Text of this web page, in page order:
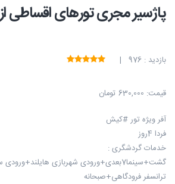
پاژسیر مجری تورهای اقساطی
بازدید : 976 |
قیمت: 630,000 تومان
آفر ویژه تور #کیش
فردا 4روز
خدمات گردشگری :
گشت+سینما7بعدی+ورودی شهربازی هایلند+ورودی سافاری #رایگان
ترانسفر فرودگاهی+صبحانه